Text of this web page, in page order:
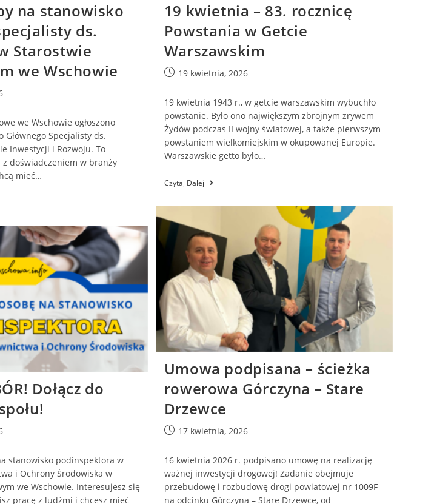
na stanowisko
ds.
Starostwie
we Wschowie
we Wschowie ogłoszono
Specjalisty ds.
Inwestycji i Rozwoju. To
doświadczeniem w branży
mieć…
19 kwietnia – 83. rocznicę
Powstania w Getcie
Warszawskim
19 kwietnia, 2026
19 kwietnia 1943 r., w getcie warszawskim wybuchło
powstanie. Było ono największym zbrojnym zrywem
Żydów podczas II wojny światowej, a także pierwszym
powstaniem wielkomiejskim w okupowanej Europie.
Warszawskie getto było…
Czytaj Dalej
Umowa podpisana – ścieżka
rowerowa Górczyna – Stare
Drzewce
17 kwietnia, 2026
16 kwietnia 2026 r. podpisano umowę na realizację
ważnej inwestycji drogowej! Zadanie obejmuje
przebudowę i rozbudowę drogi powiatowej nr 1009F
na odcinku Górczyna – Stare Drzewce, od
Dołącz do
stanowisko podinspektora w
i Ochrony Środowiska w
we Wschowie. Interesujesz się
pracę z ludźmi i chcesz mieć